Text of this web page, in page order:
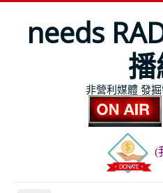
needs
非營利媒體 發
(